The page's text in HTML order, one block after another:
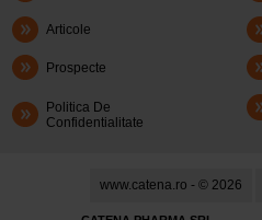
Articole
Prospecte
Politica De
Confidentialitate
www.catena.ro - © 2026